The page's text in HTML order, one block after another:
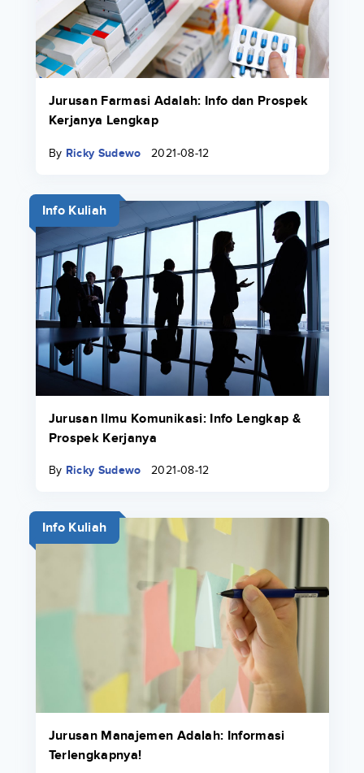
Jurusan Farmasi Adalah: Info dan Prospek
Kerjanya Lengkap
By Ricky Sudewo 2021-08-12
Info Kuliah
Jurusan Ilmu Komunikasi: Info Lengkap &
Prospek Kerjanya
By Ricky Sudewo 2021-08-12
Info Kuliah
Jurusan Manajemen Adalah: Informasi
Terlengkapnya!